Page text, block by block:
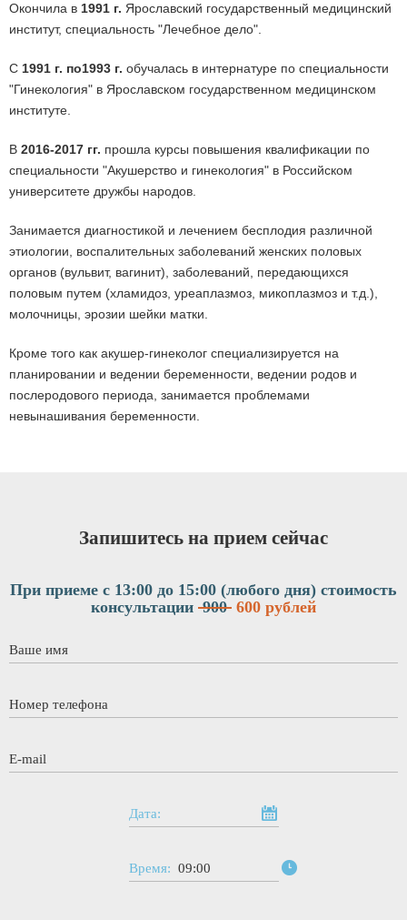
Окончила в 1991 г. Ярославский государственный медицинский
институт, специальность "Лечебное дело".
С 1991 г. по1993 г. обучалась в интернатуре по специальности
"Гинекология" в Ярославском государственном медицинском
институте.
В 2016-2017 гг. прошла курсы повышения квалификации по
специальности "Акушерство и гинекология" в Российском
университете дружбы народов.
Занимается диагностикой и лечением бесплодия различной
этиологии, воспалительных заболеваний женских половых
органов (вульвит, вагинит), заболеваний, передающихся
половым путем (хламидоз, уреаплазмоз, микоплазмоз и т.д.),
молочницы, эрозии шейки матки.
Кроме того как акушер-гинеколог специализируется на
планировании и ведении беременности, ведении родов и
послеродового периода, занимается проблемами
невынашивания беременности.
Запишитесь на прием сейчас
При приеме с 13:00 до 15:00 (любого дня) стоимость
консультации 900 600 рублей
Ваше имя
Номер телефона
E-mail
Дата:
Время: 09:00